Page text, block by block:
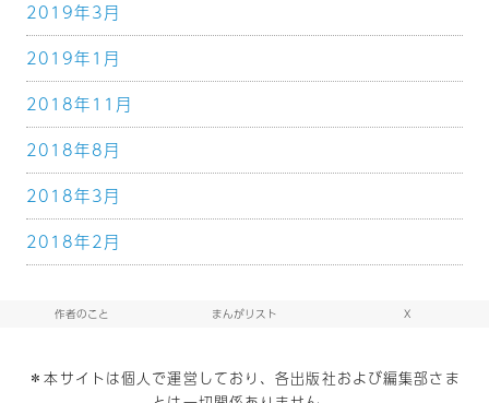
2019年3月
2019年1月
2018年11月
2018年8月
2018年3月
2018年2月
作者のこと まんがリスト X
＊本サイトは個人で運営しており、各出版社および編集部さま